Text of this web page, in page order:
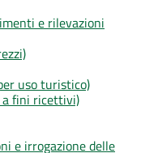
e rilevazioni
uso turistico)
a fini ricettivi)
e irrogazione delle